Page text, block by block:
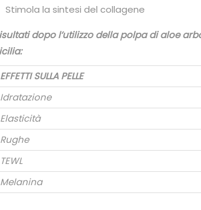
Stimola la sintesi del collagene
dopo l’utilizzo della polpa di aloe
EFFETTI SULLA PELLE
Idratazione
Elasticità
Rughe
TEWL
Melanina